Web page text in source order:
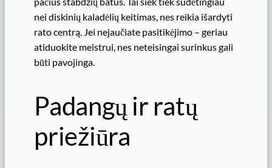
nei diskinių kaladėlių keitimas, nes reikia išardyti
rato centrą. Jei nejaučiate pasitikėjimo – geriau
atiduokite meistrui, nes neteisingai surinkus gali
būti pavojinga.
Padangų ir ratų
priežiūra